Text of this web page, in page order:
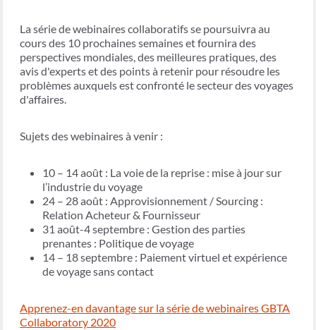
La série de webinaires collaboratifs se poursuivra au
cours des 10 prochaines semaines et fournira des
perspectives mondiales, des meilleures pratiques, des
avis d'experts et des points à retenir pour résoudre les
problèmes auxquels est confronté le secteur des voyages
d'affaires.
Sujets des webinaires à venir :
10 – 14 août : La voie de la reprise : mise à jour sur
l’industrie du voyage
24 – 28 août : Approvisionnement / Sourcing :
Relation Acheteur & Fournisseur
31 août-4 septembre : Gestion des parties
prenantes : Politique de voyage
14 – 18 septembre : Paiement virtuel et expérience
de voyage sans contact
Apprenez-en davantage sur la série de webinaires GBTA
Collaboratory 2020